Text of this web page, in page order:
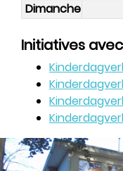
Dimanche
Initiatives